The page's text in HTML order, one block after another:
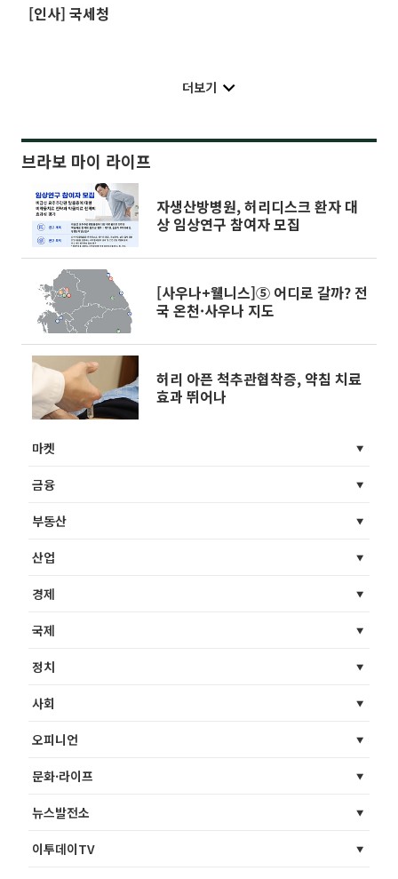
[인사] 국세청
더보기
브라보 마이 라이프
자생산방병원, 허리디스크 환자 대
상 임상연구 참여자 모집
[사우나+웰니스]⑤ 어디로 갈까? 전
국 온천·사우나 지도
허리 아픈 척추관협착증, 약침 치료
효과 뛰어나
마켓
금융
부동산
산업
경제
국제
정치
사회
오피니언
문화·라이프
뉴스발전소
이투데이TV